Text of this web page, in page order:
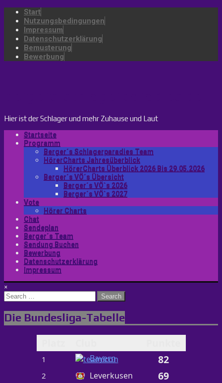
Start
Nutzungsbedingungen
Impressum
Datenschutzerklärung
Bemusterung
Bewerbung
Hier ist der Schlager und mehr Zuhause und Laut
Startseite
Programm
Berger´s Schlagerparadies Team
HörerCharts Jahresüberblick
HörerCharts Überblick 2026 Bis 29.05.2026
Berger´s VÖ´s Übersicht
Berger´s VÖ`s 2026
Berger´s VÖ`s 2027
Vote
Hörer Charts
Chat
Sendeplan
Berger´s Team
Sendung Buchen
Bewerbung
Datenschutzerklärung
Impressum
×
Search
for:
Die Bundesliga-Tabelle
1 Bayern 82
2 Leverkusen 69